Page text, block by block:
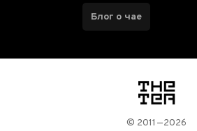
Блог о чае
логотип
© 2011—2026